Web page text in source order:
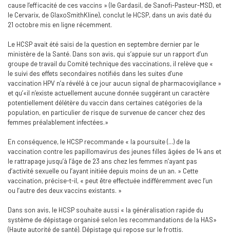
cause l’efficacité de ces vaccins » (le Gardasil, de Sanofi-Pasteur-MSD, et
le Cervarix, de GlaxoSmithKline), conclut le HCSP, dans un avis daté du
21 octobre mis en ligne récemment.
Le HCSP avait été saisi de la question en septembre dernier par le
ministère de la Santé. Dans son avis, qui s’appuie sur un rapport d’un
groupe de travail du Comité technique des vaccinations, il relève que «
le suivi des effets secondaires notifiés dans les suites d’une
vaccination HPV n’a révélé à ce jour aucun signal de pharmacovigilance »
et qu’«il n’existe actuellement aucune donnée suggérant un caractère
potentiellement délétère du vaccin dans certaines catégories de la
population, en particulier de risque de survenue de cancer chez des
femmes préalablement infectées.»
En conséquence, le HCSP recommande « la poursuite (...) de la
vaccination contre les papillomavirus des jeunes filles âgées de 14 ans et
le rattrapage jusqu’à l’âge de 23 ans chez les femmes n’ayant pas
d’activité sexuelle ou l’ayant initiée depuis moins de un an. » Cette
vaccination, précise-t-il, « peut être effectuée indifféremment avec l’un
ou l’autre des deux vaccins existants. »
Dans son avis, le HCSP souhaite aussi « la généralisation rapide du
système de dépistage organisé selon les recommandations de la HAS»
(Haute autorité de santé). Dépistage qui repose sur le frottis.